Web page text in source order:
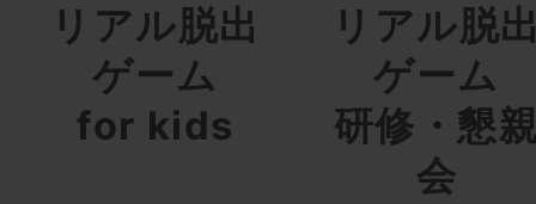
リアル脱出
ゲーム
for kids
リアル脱
ゲーム
研修・懇
会